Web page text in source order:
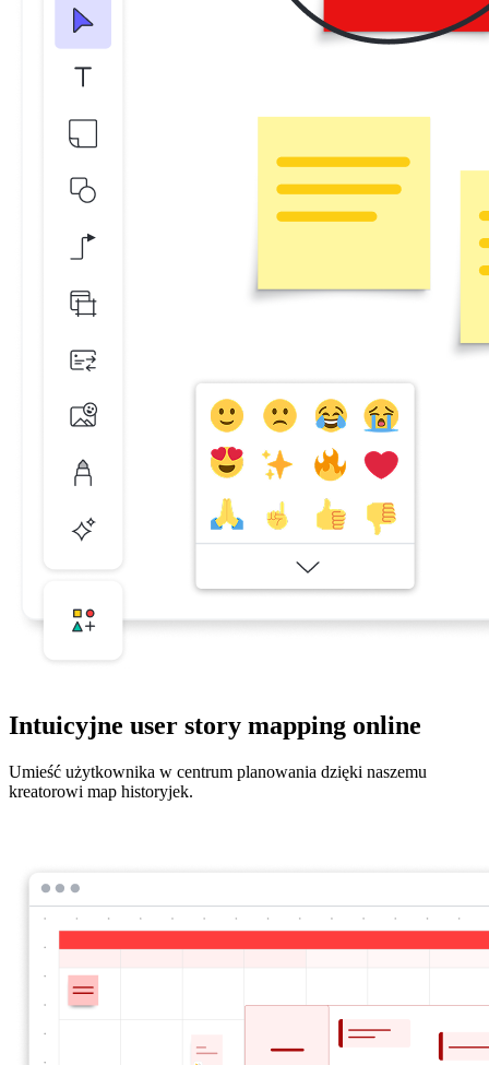
Intuicyjne user story mapping online
Umieść użytkownika w centrum planowania dzięki naszemu
kreatorowi map historyjek.